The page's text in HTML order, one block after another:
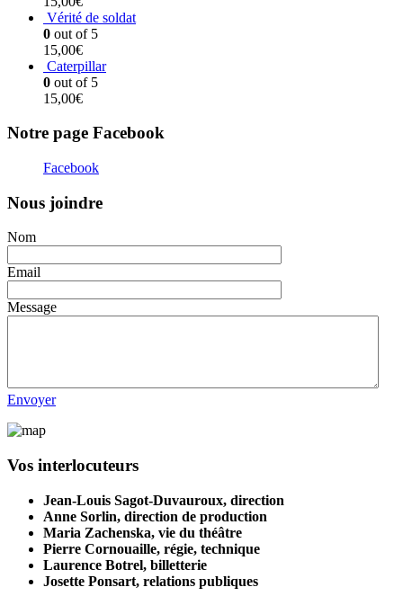
Vérité de soldat
0 out of 5
15,00€
Caterpillar
0 out of 5
15,00€
Notre page Facebook
Facebook
Nous joindre
Nom
Email
Message
Envoyer
Vos interlocuteurs
Jean-Louis Sagot-Duvauroux, direction
Anne Sorlin, direction de production
Maria Zachenska, vie du théâtre
Pierre Cornouaille, régie, technique
Laurence Botrel, billetterie
Josette Ponsart, relations publiques